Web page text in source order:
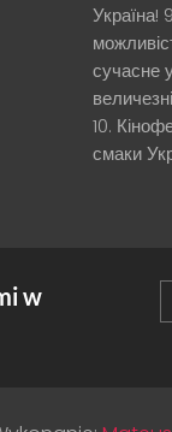
Україна!
сучасне
10.
смаки
w